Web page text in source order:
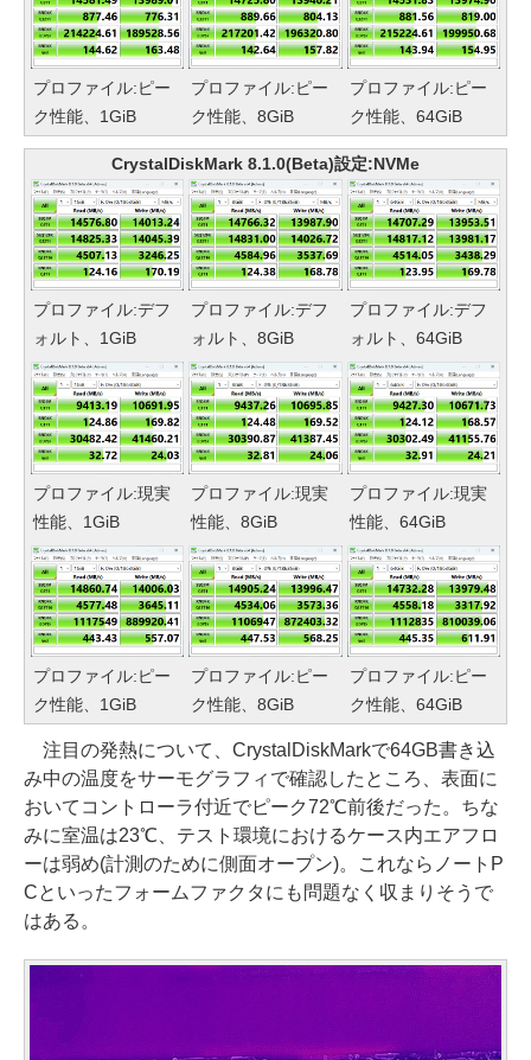
プロファイル:ピー
ク性能、1GiB
プロファイル:ピー
ク性能、8GiB
プロファイル:ピー
ク性能、64GiB
CrystalDiskMark 8.1.0(Beta)設定:NVMe
プロファイル:デフ
ォルト、1GiB
プロファイル:デフ
ォルト、8GiB
プロファイル:デフ
ォルト、64GiB
プロファイル:現実
性能、1GiB
プロファイル:現実
性能、8GiB
プロファイル:現実
性能、64GiB
プロファイル:ピー
ク性能、1GiB
プロファイル:ピー
ク性能、8GiB
プロファイル:ピー
ク性能、64GiB
注目の発熱について、CrystalDiskMarkで64GB書き込
み中の温度をサーモグラフィで確認したところ、表面に
おいてコントローラ付近でピーク72℃前後だった。ちな
みに室温は23℃、テスト環境におけるケース内エアフロ
ーは弱め(計測のために側面オープン)。これならノートP
Cといったフォームファクタにも問題なく収まりそうで
はある。